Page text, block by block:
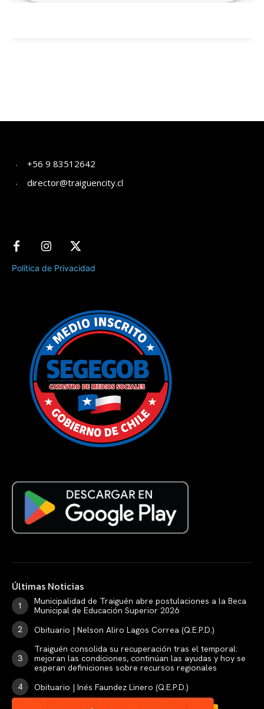
+56 9 83512642
director@traiguencity.cl
Política de Privacidad
Últimas Noticias
Municipalidad de Traiguén abre postulaciones a la Beca
Municipal de Educación Superior 2026
Obituario | Nelson Aliro Lagos Correa (Q.E.P.D.)
Traiguén consolida su recuperación tras el temporal:
mejoran las condiciones, continúan las ayudas y hoy se
esperan definiciones sobre recursos regionales
Obituario | Inés Faundez Linero (Q.E.P.D.)